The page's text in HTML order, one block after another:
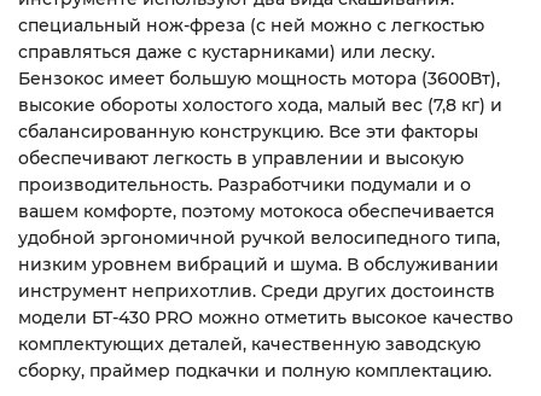
специальный нож-фреза (с ней можно с легкостью
справляться даже с кустарниками) или леску.
Бензокос имеет большую мощность мотора (3600Вт),
высокие обороты холостого хода, малый вес (7,8 кг) и
сбалансированную конструкцию. Все эти факторы
обеспечивают легкость в управлении и высокую
производительность. Разработчики подумали и о
вашем комфорте, поэтому мотокоса обеспечивается
удобной эргономичной ручкой велосипедного типа,
низким уровнем вибраций и шума. В обслуживании
инструмент неприхотлив. Среди других достоинств
модели БТ-430 PRO можно отметить высокое качество
комплектующих деталей, качественную заводскую
сборку, праймер подкачки и полную комплектацию.